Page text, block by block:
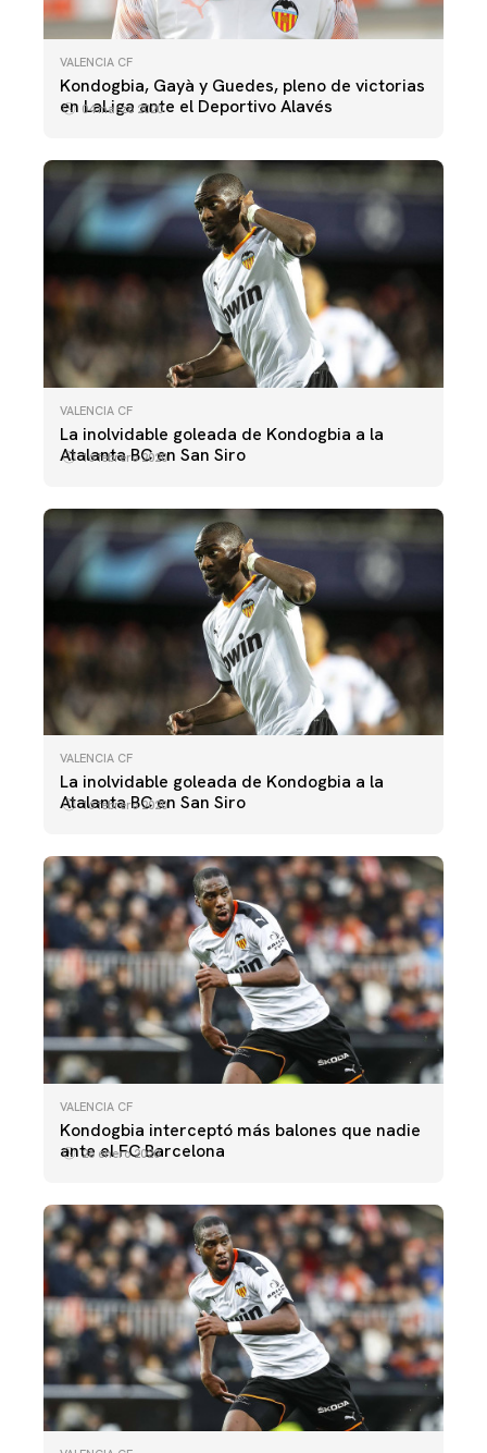
VALENCIA CF
Kondogbia, Gayà y Guedes, pleno de victorias
en LaLiga ante el Deportivo Alavés
04 marzo 2020
VALENCIA CF
La inolvidable goleada de Kondogbia a la
Atalanta BC en San Siro
16 febrero 2020
VALENCIA CF
La inolvidable goleada de Kondogbia a la
Atalanta BC en San Siro
16 febrero 2020
VALENCIA CF
Kondogbia interceptó más balones que nadie
ante el FC Barcelona
26 enero 2020